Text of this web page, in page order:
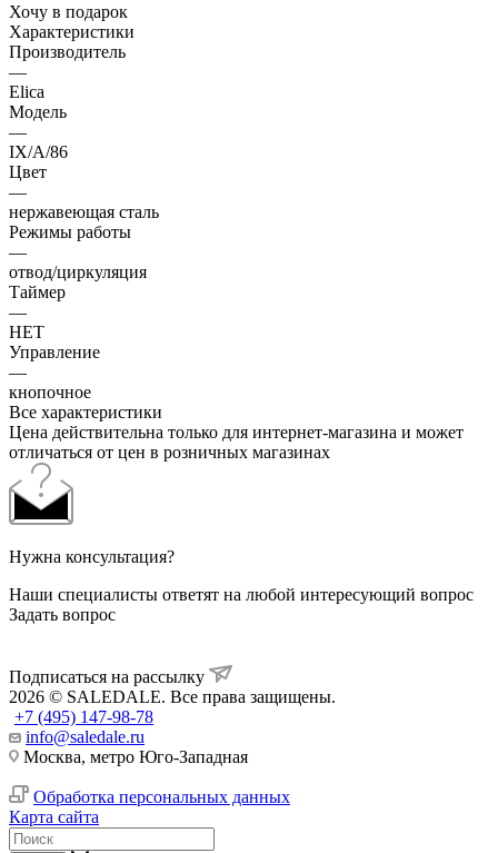
Хочу в подарок
Характеристики
Производитель
—
Elica
Модель
—
IX/A/86
Цвет
—
нержавеющая сталь
Режимы работы
—
отвод/циркуляция
Таймер
—
НЕТ
Управление
—
кнопочное
Все характеристики
Цена действительна только для интернет-магазина и может
отличаться от цен в розничных магазинах
Нужна консультация?
Наши специалисты ответят на любой интересующий вопрос
Задать вопрос
Подписаться на рассылку
2026 © SALEDALE. Все права защищены.
+7 (495) 147-98-78
info@saledale.ru
Москва, метро Юго-Западная
Обработка персональных данных
Карта сайта